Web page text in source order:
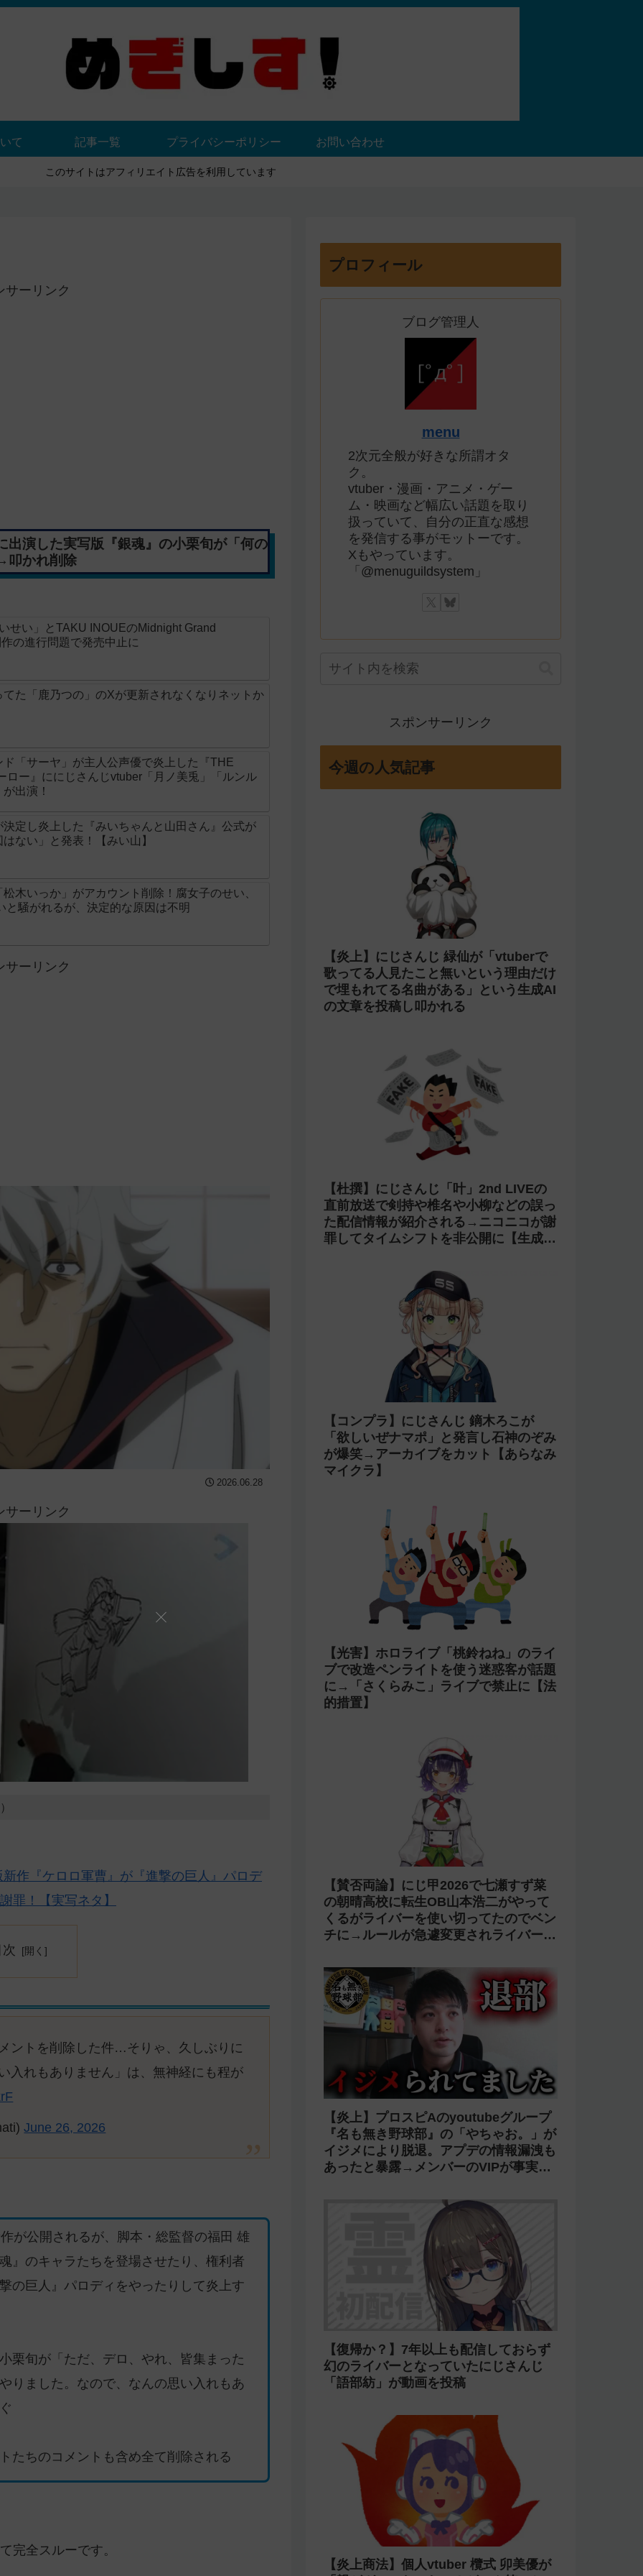
て 記事一覧 プライバシーポリシー お問い合わせ
このサイトはアフィリエイト広告を利用しています
サーリンク
出演した実写版『銀魂』の小栗旬が「何の
叩かれ削除
せい」とTAKU INOUEのMidnight Grand
の進行問題で発売中止に
た「鹿乃つの」のXが更新されなくなりネットか
「サーヤ」が主人公声優で炎上した『THE
ロー』ににじさんじvtuber「月ノ美兎」「ルンル
出演！
定し炎上した『みいちゃんと山田さん』公式が
ない」と発表！【みい山】
木いっか」がアカウント削除！腐女子のせい、
と騒がれるが、決定的な原因は不明
サーリンク
2026.06.28
サーリンク
作『ケロロ軍曹』が『進撃の巨人』パロデ
罪！【実写ネタ】
ントを削除した件…そりゃ、久しぶりに
入れもありません」は、無神経にも程が
June 26, 2026
が公開されるが、脚本・総監督の福田 雄
』のキャラたちを登場させたり、権利者
の巨人』パロディをやったりして炎上す
栗旬が「ただ、デロ、やれ、皆集まった
りました。なので、なんの思い入れもあ
たちのコメントも含め全て削除される
完全スルーです。
プロフィール
ブログ管理人
menu
2次元全般が好きな所謂オタ
ク。
vtuber・漫画・アニメ・ゲー
ム・映画など幅広い話題を取り
扱っていて、自分の正直な感想
を発信する事がモットーです。
Xもやっています。
「@menuguildsystem」
スポンサーリンク
今週の人気記事
【炎上】にじさんじ 緑仙が「vtuberで
歌ってる人見たこと無いという理由だけ
で埋もれてる名曲がある」という生成AI
の文章を投稿し叩かれる
【杜撰】にじさんじ「叶」2nd LIVEの
直前放送で剣持や椎名や小柳などの誤っ
た配信情報が紹介される→ニコニコが謝
罪してタイムシフトを非公開に【生成
【コンプラ】にじさんじ 鏑木ろこが
「欲しいぜナマポ」と発言し石神のぞみ
が爆笑→アーカイブをカット【あらなみ
マイクラ】
【光害】ホロライブ「桃鈴ねね」のライ
ブで改造ペンライトを使う迷惑客が話題
に→「さくらみこ」ライブで禁止に【法
的措置】
【賛否両論】にじ甲2026で七瀬すず菜
の朝晴高校に転生OB山本浩二がやって
くるがライバーを使い切ってたのでベン
チに→ルールが急遽変更されライバーの
【炎上】プロスピAのyoutubeグループ
『名も無き野球部』の「やちゃお。」が
イジメにより脱退。アプデの情報漏洩も
あったと暴露→メンバーのVIPが事実無
【復帰か？】7年以上も配信しておらず
幻のライバーとなっていたにじさんじ
「語部紡」が動画を投稿
【炎上商法】個人vtuber 欖式 卯美優が